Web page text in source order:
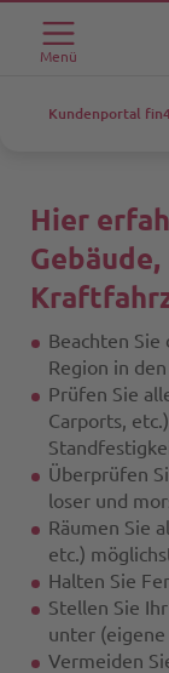
Menü
Kundenportal
Hier
Beachten
Region in
Prüfen Sie
Carports,
Überprüfen
loser und
Räumen Sie
etc.)
Halten Sie
Stellen Sie
unter (eigene
Vermeiden